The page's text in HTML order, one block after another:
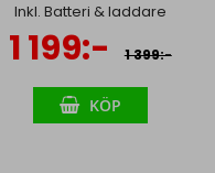
Inkl. Batteri & laddare
Specialpris
1 199:- 1 399:-
KÖP